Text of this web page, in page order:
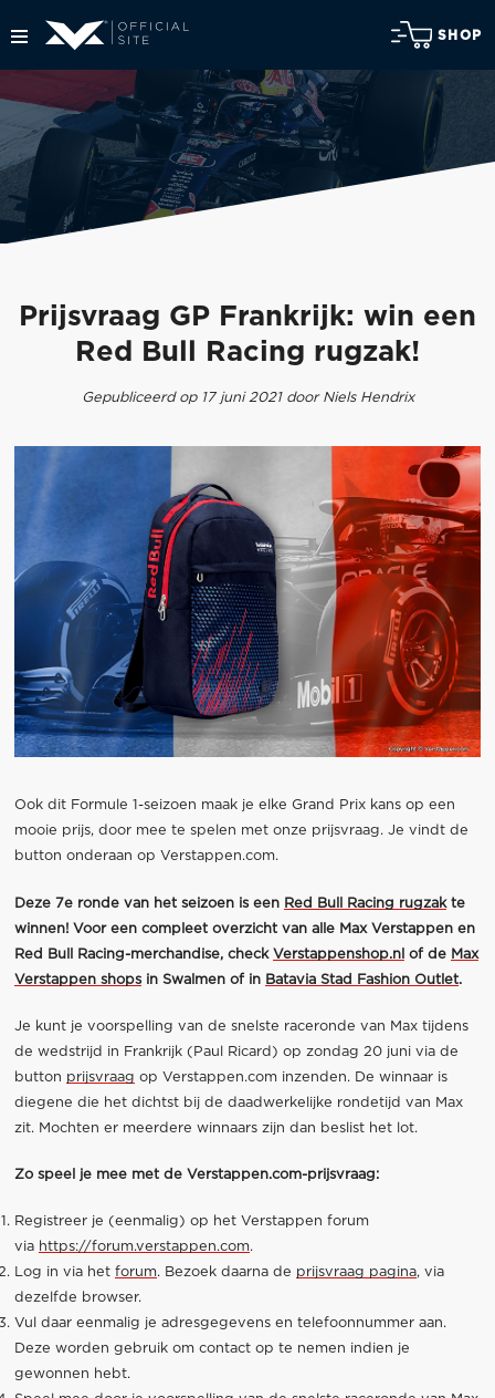
SHOP
Prijsvraag GP Frankrijk: win een
Red Bull Racing rugzak!
Gepubliceerd op 17 juni 2021 door Niels Hendrix
Ook dit Formule 1-seizoen maak je elke Grand Prix kans op een
mooie prijs, door mee te spelen met onze prijsvraag. Je vindt de
button onderaan op Verstappen.com.
Deze 7e ronde van het seizoen is een Red Bull Racing rugzakte
winnen! Voor een compleet overzicht van alle Max Verstappen en
Red Bull Racing-merchandise, check Verstappenshop.nl of de Max
Verstappen shopsin Swalmen of in Batavia Stad Fashion Outlet.
Je kunt je voorspelling van de snelste raceronde van Max tijdens
de wedstrijd in Frankrijk (Paul Ricard) op zondag 20 juni via de
button prijsvraag op Verstappen.com inzenden. De winnaar is
diegene die het dichtst bij de daadwerkelijke rondetijd van Max
zit. Mochten er meerdere winnaars zijn dan beslist het lot.
Zo speel je mee met de Verstappen.com-prijsvraag:
Registreer je (eenmalig) op het Verstappen forum
via https://forum.verstappen.com.
Log in via het forum. Bezoek daarna de prijsvraag pagina, via
dezelfde browser.
Vul daar eenmalig je adresgegevens en telefoonnummer aan.
Deze worden gebruik om contact op te nemen indien je
gewonnen hebt.